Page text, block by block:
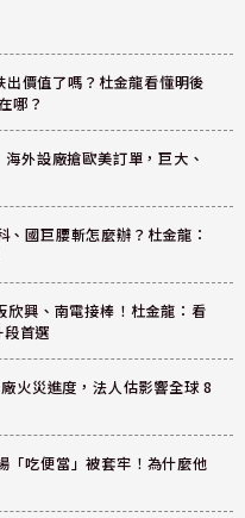
價值了嗎？杜金龍看懂明後
哪？
外設廠搶歐美訂單，巨大、
、國巨腰斬怎麼辦？杜金龍：
欣興、南電接棒！杜金龍：看
首選
火災進度，法人估影響全球 8
「吃便當」被套牢！為什麼他